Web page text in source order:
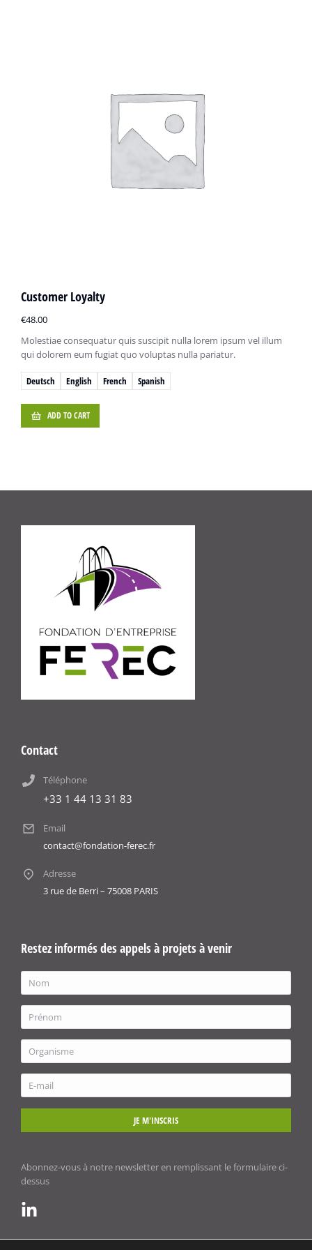
Deutsch English French Spanish
Customer Loyalty
€48.00
Molestiae consequatur quis suscipit nulla lorem ipsum vel illum
qui dolorem eum fugiat quo voluptas nulla pariatur.
ADD TO CART
Contact
Téléphone
+33 1 44 13 31 83
Email
contact@fondation-ferec.fr
Adresse
3 rue de Berri – 75008 PARIS
Restez informés des appels à projets à venir
JE M'INSCRIS
Abonnez-vous à notre newsletter en remplissant le formulaire ci-
dessus